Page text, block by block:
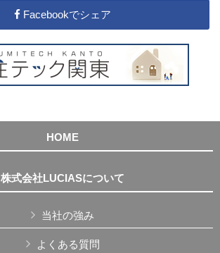
Facebookでシェア
HOME
株式会社LUCIASについて
当社の強み
よくある質問